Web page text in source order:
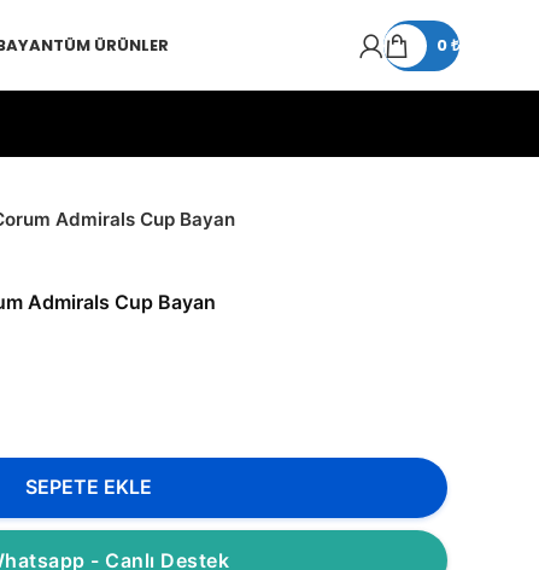
TÜM ÜRÜNLER 0₺
Admirals Cup Bayan
Admirals Cup Bayan
SEPETE EKLE
- Canlı Destek